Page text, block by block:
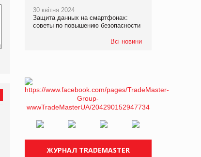
Аргентина повертається з
ФАО прогнозує зростання
30 квітня 2024
Защита данных на смартфонах:
советы по повышению безопасности
Всі новини
ЖУРНАЛ TRADEMASTER